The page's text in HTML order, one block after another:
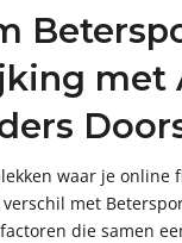
met
waar je online
met
die samen